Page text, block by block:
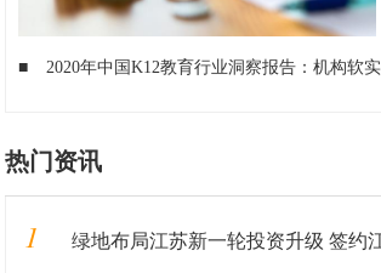
■ 2020年中国K12教育行业洞察报告：机构软实力成家
热门资讯
1 绿地布局江苏新一轮投资升级 签约江苏银行